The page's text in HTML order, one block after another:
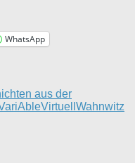
WhatsApp
aus der
Virtuell Wahnwitz